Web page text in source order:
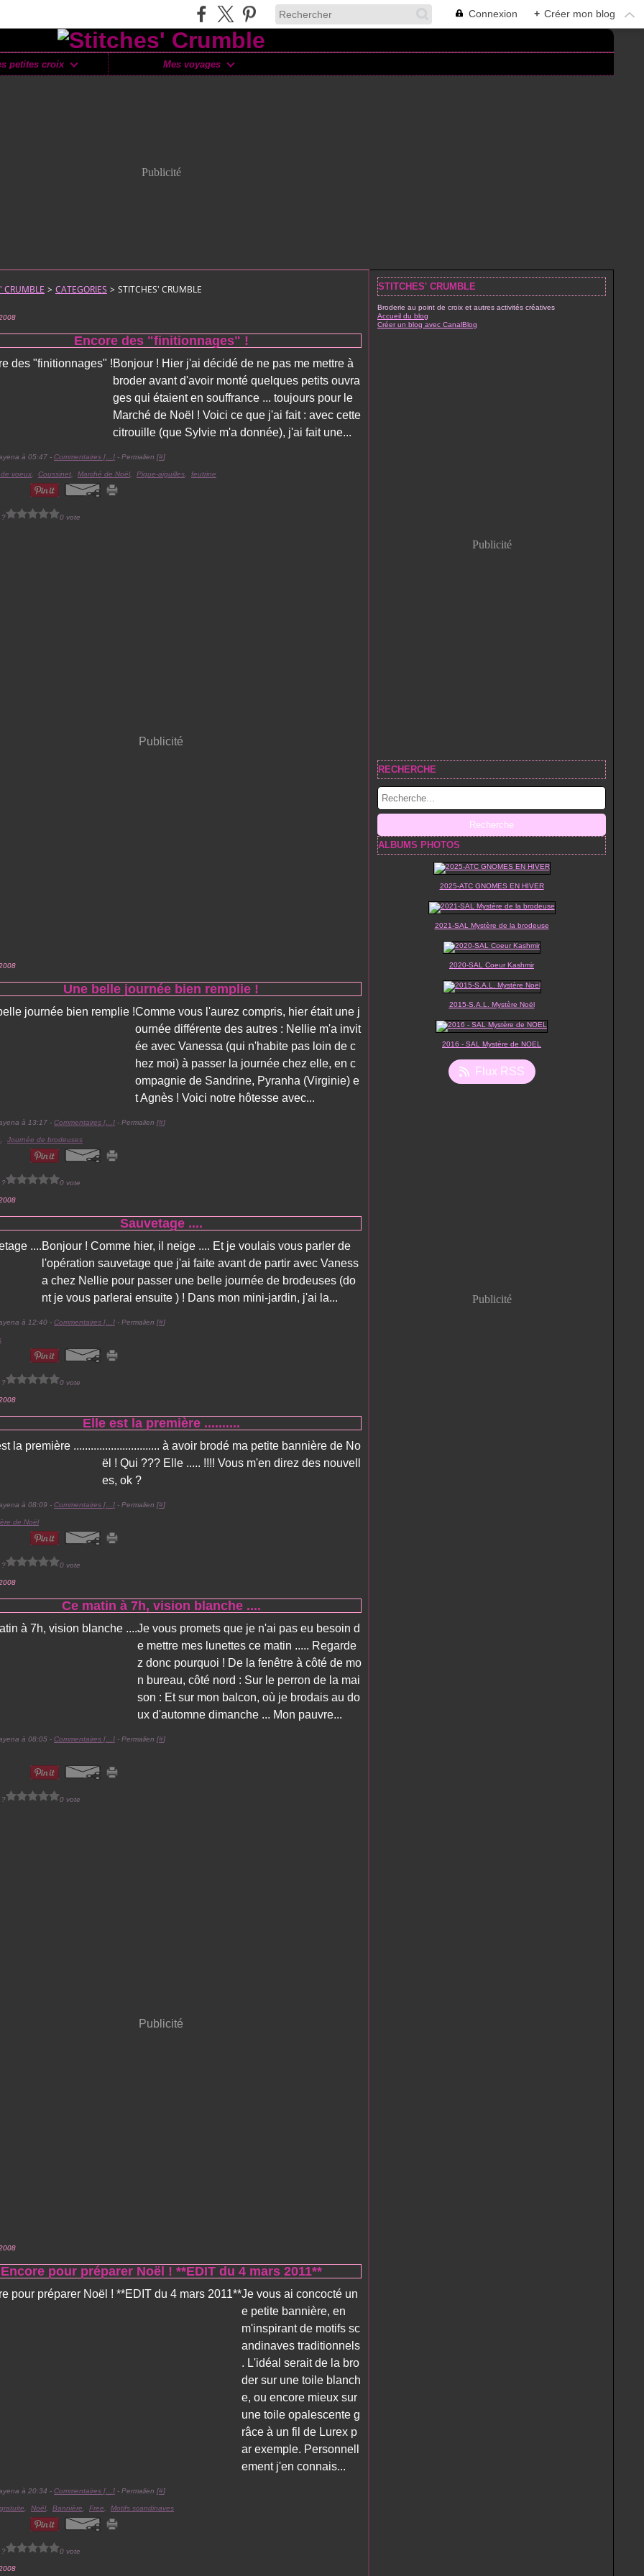
Connexion + Créer mon blog
petites croix Mes voyages
Publicité
CRUMBLE > CATEGORIES > STITCHES' CRUMBLE
Encore des "finitionnages" !
Bonjour ! Hier j'ai décidé de ne pas me mettre à
broder avant d'avoir monté quelques petits ouvra
ges qui étaient en souffrance ... toujours pour le
Marché de Noël ! Voici ce que j'ai fait : avec cette
citrouille (que Sylvie m'a donnée), j'ai fait une...
à 05:47 - Commentaires [… ] - Permalien [#]
voeux Coussinet Marché de Noël, Pique-aiguilles feutrine
? 0 vote
Publicité
Une belle journée bien remplie !
Comme vous l'aurez compris, hier était une j
ournée différente des autres : Nellie m'a invit
ée avec Vanessa (qui n'habite pas loin de c
hez moi) à passer la journée chez elle, en c
ompagnie de Sandrine, Pyranha (Virginie) e
t Agnès ! Voici notre hôtesse avec...
à 13:17 - Commentaires [… ] - Permalien [#]
Journée de brodeuses
? 0 vote
Sauvetage ....
Bonjour ! Comme hier, il neige .... Et je voulais vous parler de
l'opération sauvetage que j'ai faite avant de partir avec Vaness
a chez Nellie pour passer une belle journée de brodeuses (do
nt je vous parlerai ensuite ) ! Dans mon mini-jardin, j'ai la...
à 12:40 - Commentaires [… ] - Permalien [#]
? 0 vote
Elle est la première ..........
.................... à avoir brodé ma petite bannière de No
ël ! Qui ??? Elle ..... !!!! Vous m'en direz des nouvell
es, ok ?
à 08:09 - Commentaires [… ] - Permalien [#]
de Noël
? 0 vote
Ce matin à 7h, vision blanche ....
Je vous promets que je n'ai pas eu besoin d
e mettre mes lunettes ce matin ..... Regarde
z donc pourquoi ! De la fenêtre à côté de mo
n bureau, côté nord : Sur le perron de la mai
son : Et sur mon balcon, où je brodais au do
ux d'automne dimanche ... Mon pauvre...
à 08:05 - Commentaires [… ] - Permalien [#]
? 0 vote
Publicité
Encore pour préparer Noël ! **EDIT du 4 mars 2011**
Je vous ai concocté un
e petite bannière, en
m'inspirant de motifs sc
andinaves traditionnels
. L'idéal serait de la bro
der sur une toile blanch
e, ou encore mieux sur
une toile opalescente g
râce à un fil de Lurex p
ar exemple. Personnell
ement j'en connais...
à 20:34 - Commentaires [… ] - Permalien [#]
Noël, Bannière Free Motifs scandinaves
? 0 vote
STITCHES' CRUMBLE
Broderie au point de croix et autres activités créatives
Accueil du blog
Créer un blog avec CanalBlog
Publicité
RECHERCHE
ALBUMS PHOTOS
2025-ATC GNOMES EN HIVER
2021-SAL Mystère de la brodeuse
2020-SAL Coeur Kashmir
2015-S.A.L. Mystère Noël
2016 - SAL Mystère de NOEL
Flux RSS
Publicité